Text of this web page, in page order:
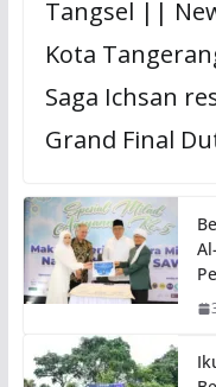
Tangsel ||
Kota
Saga Ichsan
Grand Final